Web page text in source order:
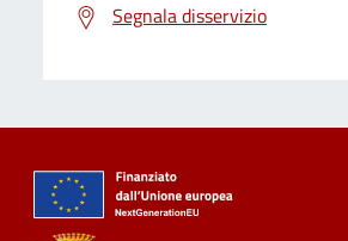
Segnala disservizio